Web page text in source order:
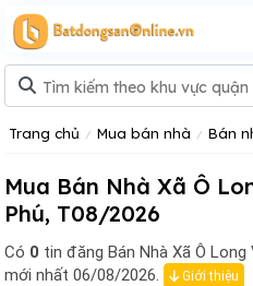
Trang chủ Mua bán nhà Bán
Mua Bán Nhà Xã Ô
Phú, T08/2026
Có 0 tin đăng Bán Nhà Xã Ô
mới nhất 06/08/2026.
Giới thiệu